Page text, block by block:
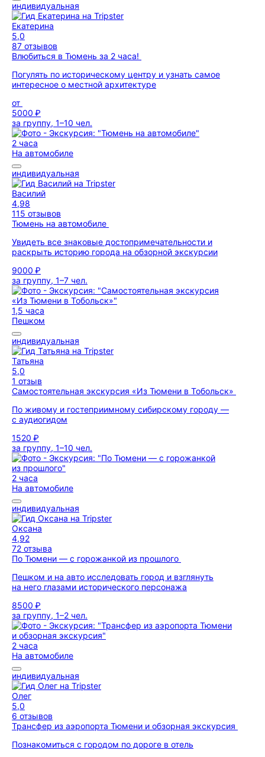
индивидуальная
Екатерина
5,0
87 отзывов
Влюбиться в Тюмень за 2 часа!
Погулять по историческому центру и узнать самое
интересное о местной архитектуре
от
5000 ₽
за группу, 1–10 чел.
2 часа
На автомобиле
индивидуальная
Василий
4,98
115 отзывов
Тюмень на автомобиле
Увидеть все знаковые достопримечательности и
раскрыть историю города на обзорной экскурсии
9000 ₽
за группу, 1–7 чел.
1,5 часа
Пешком
индивидуальная
Татьяна
5,0
1 отзыв
Самостоятельная экскурсия «Из Тюмени в Тобольск»
По живому и гостеприимному сибирскому городу —
с аудиогидом
1520 ₽
за группу, 1–10 чел.
2 часа
На автомобиле
индивидуальная
Оксана
4,92
72 отзыва
По Тюмени — с горожанкой из прошлого
Пешком и на авто исследовать город и взглянуть
на него глазами исторического персонажа
8500 ₽
за группу, 1–2 чел.
2 часа
На автомобиле
индивидуальная
Олег
5,0
6 отзывов
Трансфер из аэропорта Тюмени и обзорная экскурсия
Познакомиться с городом по дороге в отель